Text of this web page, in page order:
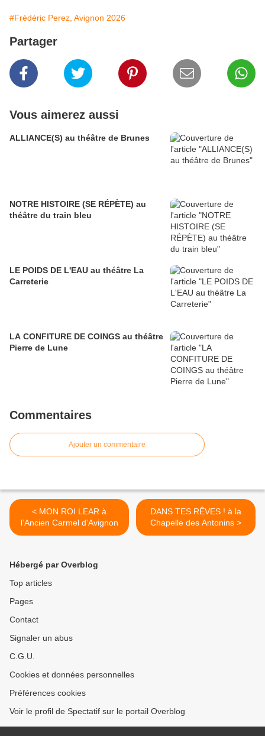
#Frédéric Perez, Avignon 2026
Partager
Vous aimerez aussi
ALLIANCE(S) au théâtre de Brunes
NOTRE HISTOIRE (SE RÉPÈTE) au
théâtre du train bleu
LE POIDS DE L'EAU au théâtre La
Carreterie
LA CONFITURE DE COINGS au théâtre
Pierre de Lune
Commentaires
Ajouter un commentaire
< MON ROI LEAR à
l’Ancien Carmel d’Avignon
DANS TES RÊVES ! à la
Chapelle des Antonins >
Hébergé par Overblog
Top articles
Pages
Contact
Signaler un abus
C.G.U.
Cookies et données personnelles
Préférences cookies
Voir le profil de Spectatif sur le portail Overblog